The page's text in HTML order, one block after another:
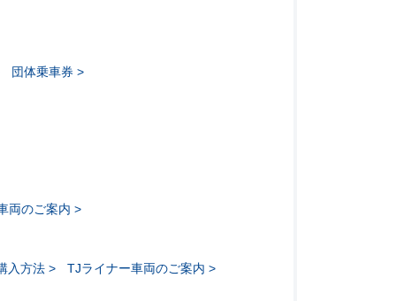
団体乗車券
両のご案内
入方法 TJライナー車両のご案内